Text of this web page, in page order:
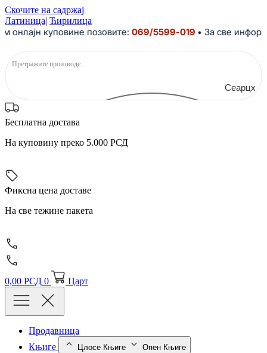
Скочите на садржај
Латиница| Ћирилица
куповине позовите:069/5599-019• За све
Сеарцх
Бесплатна достава
На куповину преко 5.000 РСД
Фиксна цена доставе
На све тежине пакета
0,00 РСД 0 Царт
Продавница
Књиге
Цлосе Књиге Опен Књиге